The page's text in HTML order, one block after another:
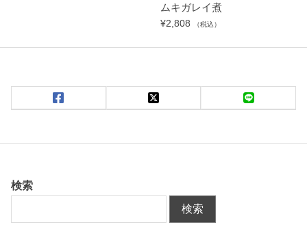
ムキガレイ煮
¥2,808 （税込）
検索
検索